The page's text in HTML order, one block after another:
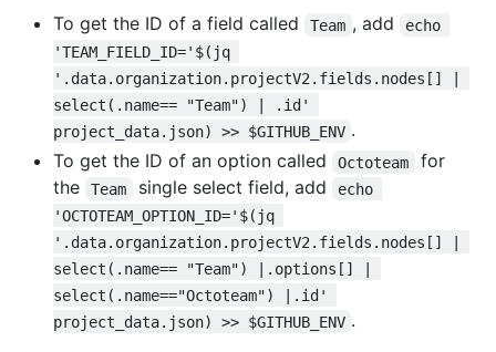
To get the ID of a field called
Team , add
echo
'TEAM_FIELD_ID='$(jq
'.data.organization.projectV2.fields.nodes[] |
select(.name== "Team") | .id'
project_data.json) >> $GITHUB_ENV .
To get the ID of an option called
Octoteam
for
the
Team single select field, add
echo
'OCTOTEAM_OPTION_ID='$(jq
'.data.organization.projectV2.fields.nodes[] |
select(.name== "Team") |.options[] |
select(.name=="Octoteam") |.id'
project_data.json) >> $GITHUB_ENV .